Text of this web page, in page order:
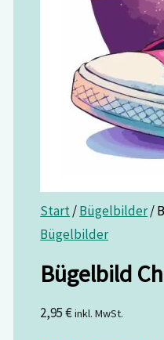
Start/Bügelbilder/
Bügelbilder
Bügelbild
2,95€inkl. MwSt.